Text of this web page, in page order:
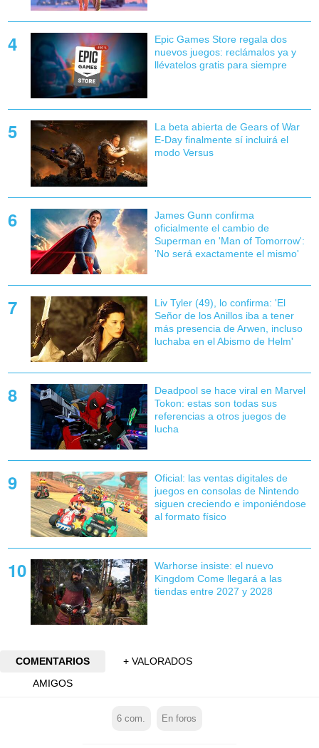
Epic Games Store regala dos
nuevos juegos: reclámalos ya y
llévatelos gratis para siempre
La beta abierta de Gears of War
E-Day finalmente sí incluirá el
modo Versus
James Gunn confirma
oficialmente el cambio de
Superman en 'Man of Tomorrow':
'No será exactamente el mismo'
Liv Tyler (49), lo confirma: 'El
Señor de los Anillos iba a tener
más presencia de Arwen, incluso
luchaba en el Abismo de Helm'
Deadpool se hace viral en Marvel
Tokon: estas son todas sus
referencias a otros juegos de
lucha
Oficial: las ventas digitales de
juegos en consolas de Nintendo
siguen creciendo e imponiéndose
al formato físico
Warhorse insiste: el nuevo
Kingdom Come llegará a las
tiendas entre 2027 y 2028
COMENTARIOS
+ VALORADOS
AMIGOS
6 com. En foros